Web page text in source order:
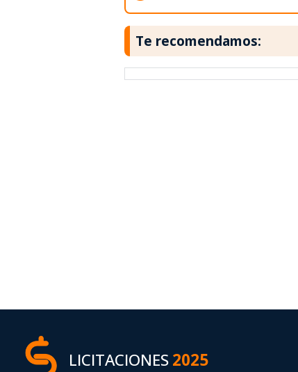
Te recomendamos:
LICITACIONES2025